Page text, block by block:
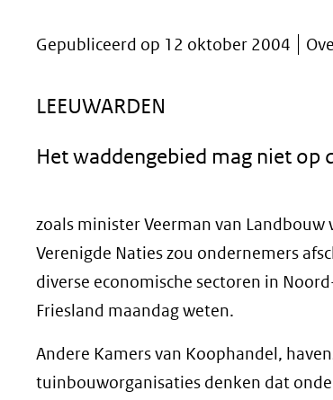
Gepubliceerd op 12 oktober 2004
LEEUWARDEN
Het waddengebied mag niet op
zoals minister Veerman van
Verenigde Naties zou ondernemers
diverse economische sectoren in
Friesland maandag weten.
Andere Kamers van Koophandel,
tuinbouworganisaties denken dat